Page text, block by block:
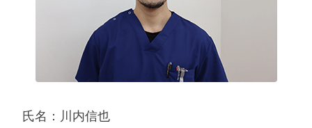
氏名：川内信也